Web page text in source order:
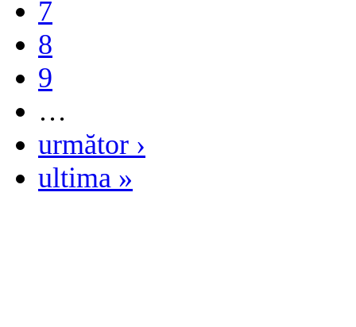
7
8
9
…
următor ›
ultima »